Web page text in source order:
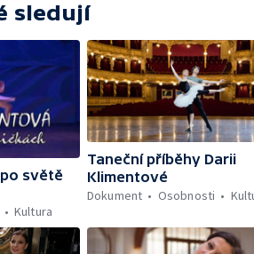
sledují
světě
Kultura
Taneční příběhy Darii
Klimentové
Dokument
Osobnosti